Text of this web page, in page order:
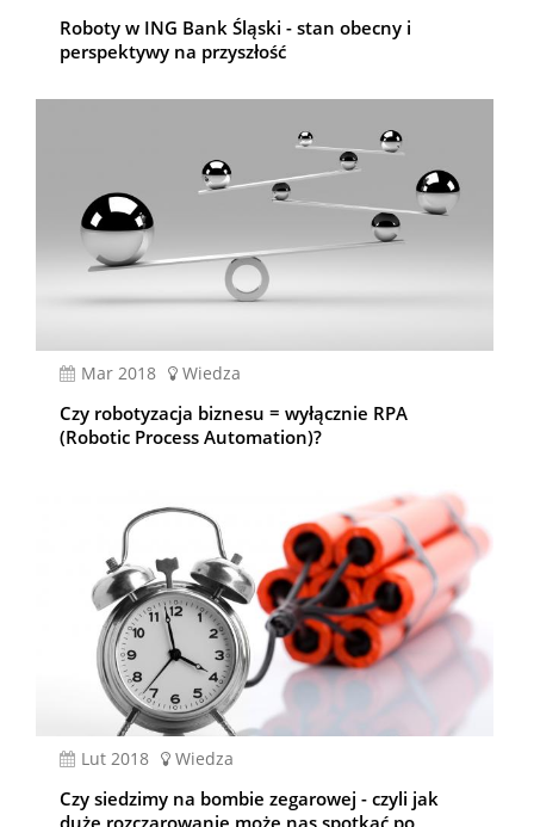
Roboty w ING Bank Śląski - stan obecny i
perspektywy na przyszłość
mar 2018 Wiedza
Czy robotyzacja biznesu = wyłącznie RPA
(Robotic Process Automation)?
lut 2018 Wiedza
Czy siedzimy na bombie zegarowej - czyli jak